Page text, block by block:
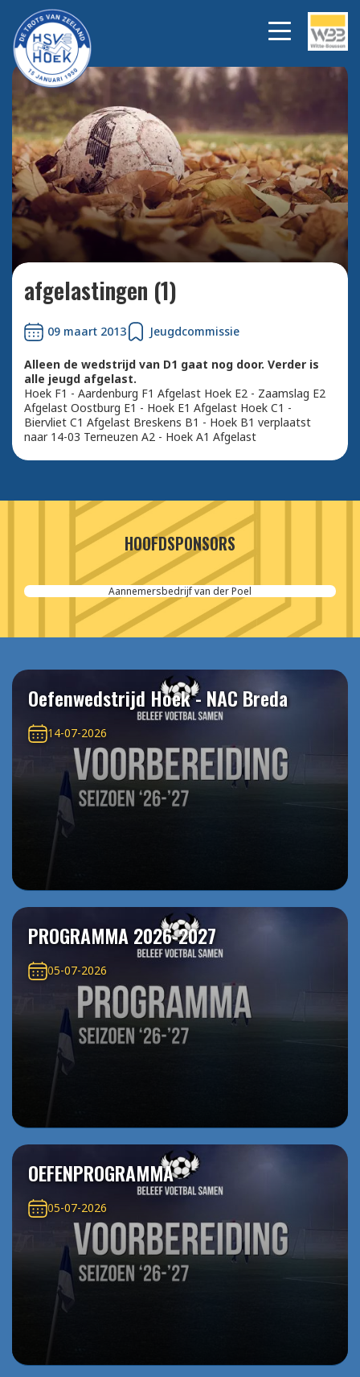
Bekijk alle foto's
afgelastingen (1)
09 maart 2013 Jeugdcommissie
Alleen de wedstrijd van D1 gaat nog door. Verder is
alle jeugd afgelast.
Hoek F1 - Aardenburg F1 Afgelast Hoek E2 - Zaamslag E2
Afgelast Oostburg E1 - Hoek E1 Afgelast Hoek C1 -
Biervliet C1 Afgelast Breskens B1 - Hoek B1 verplaatst
naar 14-03 Terneuzen A2 - Hoek A1 Afgelast
HOOFDSPONSORS
Aannemersbedrijf van der Poel
Oefenwedstrijd Hoek - NAC Breda
14-07-2026
PROGRAMMA 2026-2027
05-07-2026
OEFENPROGRAMMA
05-07-2026